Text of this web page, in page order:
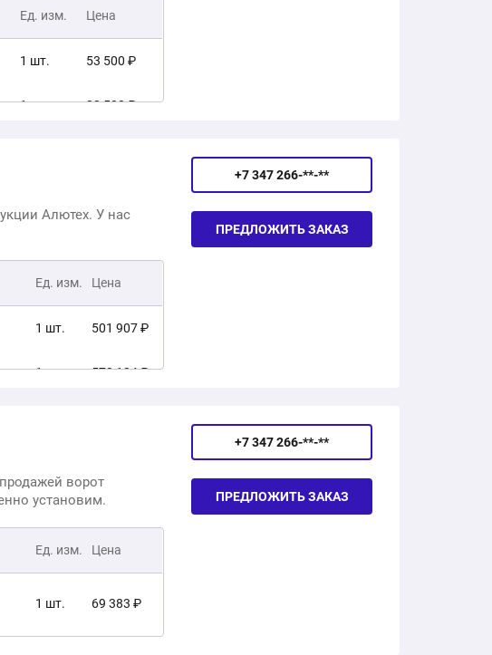
Ед. изм. Цена
1 шт. 53 500 ₽
1 шт. 23 500 ₽
Алютех. У нас
Ед. изм. Цена
1 шт. 501 907 ₽
1 шт. 572 124 ₽
1 шт. 86 897 ₽
+7 347 266-**-**
ПРЕДЛОЖИТЬ ЗАКАЗ
ворот
установим.
Ед. изм. Цена
1 шт. 69 383 ₽
+7 347 266-**-**
ПРЕДЛОЖИТЬ ЗАКАЗ